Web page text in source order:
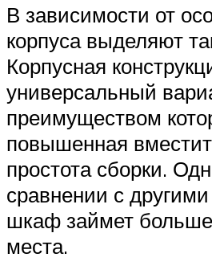
В зависимости от
корпуса выделяют
Корпусная
универсальный
преимуществом
повышенная
простота сборки.
сравнении с
шкаф займет больше
места.